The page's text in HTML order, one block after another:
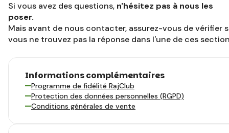
Si vous avez des questions, n'hésitez pas à nous les
poser.
Mais avant de nous contacter, assurez-vous de vérifier
vous ne trouvez pas la réponse dans l'une de ces
Informations complémentaires
Programme de fidélité RajClub
Protection des données personnelles (RGPD)
Conditions générales de vente